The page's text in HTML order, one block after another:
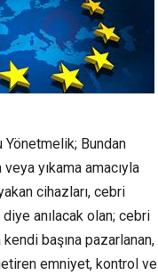
Yönetmelik; Bundan
yıkama amacıyla
cihazları, cebri
anılacak olan; cebri
başına pazarlanan,
emniyet, kontrol ve